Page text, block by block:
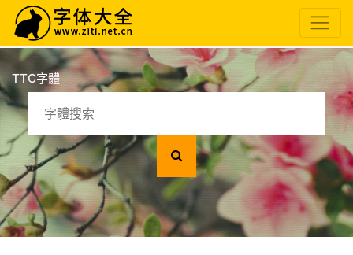
TTC字體